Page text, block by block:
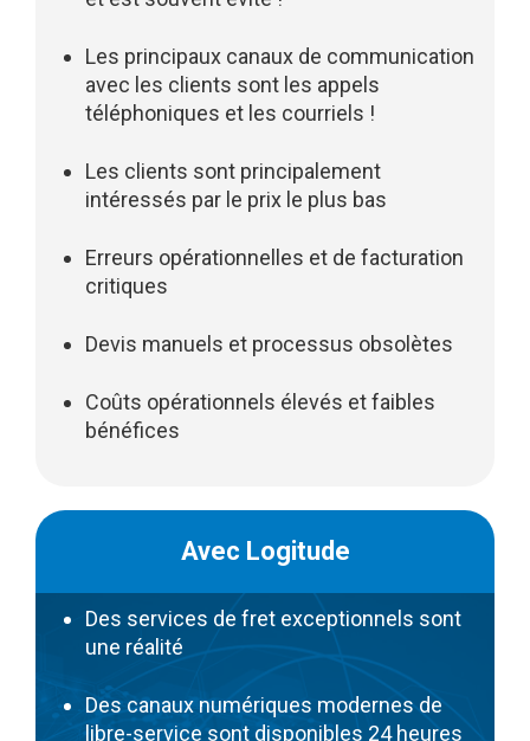
Les principaux canaux de communication
avec les clients sont les appels
téléphoniques et les courriels !
Les clients sont principalement
intéressés par le prix le plus bas
Erreurs opérationnelles et de facturation
critiques
Devis manuels et processus obsolètes
Coûts opérationnels élevés et faibles
bénéfices
Avec Logitude
Des services de fret exceptionnels sont
une réalité
Des canaux numériques modernes de
libre-service sont disponibles 24 heures